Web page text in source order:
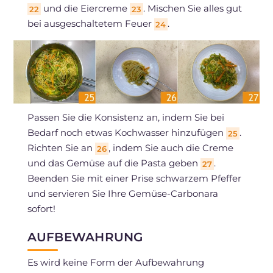
22 und die Eiercreme 23 . Mischen Sie alles gut
bei ausgeschaltetem Feuer 24 .
Passen Sie die Konsistenz an, indem Sie bei
Bedarf noch etwas Kochwasser hinzufügen 25 .
Richten Sie an 26 , indem Sie auch die Creme
und das Gemüse auf die Pasta geben 27 .
Beenden Sie mit einer Prise schwarzem Pfeffer
und servieren Sie Ihre Gemüse-Carbonara
sofort!
AUFBEWAHRUNG
Es wird keine Form der Aufbewahrung